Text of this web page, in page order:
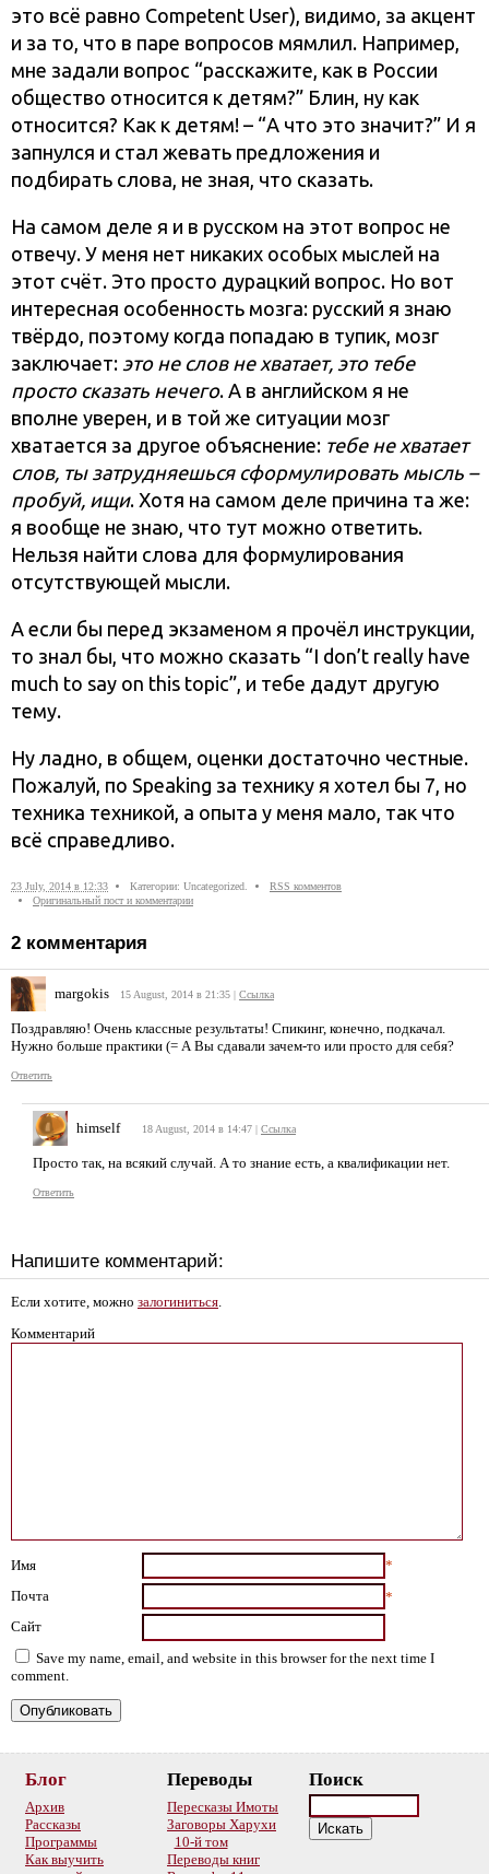
это всё равно Competent User), видимо, за акцент
и за то, что в паре вопросов мямлил. Например,
мне задали вопрос “расскажите, как в России
общество относится к детям?” Блин, ну как
относится? Как к детям! – “А что это значит?” И я
запнулся и стал жевать предложения и
подбирать слова, не зная, что сказать.
На самом деле я и в русском на этот вопрос не
отвечу. У меня нет никаких особых мыслей на
этот счёт. Это просто дурацкий вопрос. Но вот
интересная особенность мозга: русский я знаю
твёрдо, поэтому когда попадаю в тупик, мозг
заключает: это не слов не хватает, это тебе
просто сказать нечего. А в английском я не
вполне уверен, и в той же ситуации мозг
хватается за другое объяснение: тебе не хватает
слов, ты затрудняешься сформулировать мысль –
пробуй, ищи. Хотя на самом деле причина та же:
я вообще не знаю, что тут можно ответить.
Нельзя найти слова для формулирования
отсутствующей мысли.
А если бы перед экзаменом я прочёл инструкции,
то знал бы, что можно сказать “I don’t really have
much to say on this topic”, и тебе дадут другую
тему.
Ну ладно, в общем, оценки достаточно честные.
Пожалуй, по Speaking за технику я хотел бы 7, но
техника техникой, а опыта у меня мало, так что
всё справедливо.
23 July, 2014 в 12:33 Категории: Uncategorized.
RSS комментов
Оригинальный пост и комментарии
2 комментария
margokis 15 August, 2014 в 21:35 Ссылка
Поздравляю! Очень классные результаты! Спикинг, конечно, подкачал.
Нужно больше практики (= А Вы сдавали зачем-то или просто для себя?
Ответить
himself 18 August, 2014 в 14:47 Ссылка
Просто так, на всякий случай. А то знание есть, а квалификации нет.
Ответить
Напишите комментарий:
Если хотите, можно залогиниться.
Комментарий
Имя
*
Почта
*
Сайт
Save my name, email, and website in this browser for the next time I
comment.
Блог
Архив
Рассказы
Программы
Как выучить
Переводы
Пересказы Имоты
Заговоры Харухи
10-й том
Переводы книг
Поиск